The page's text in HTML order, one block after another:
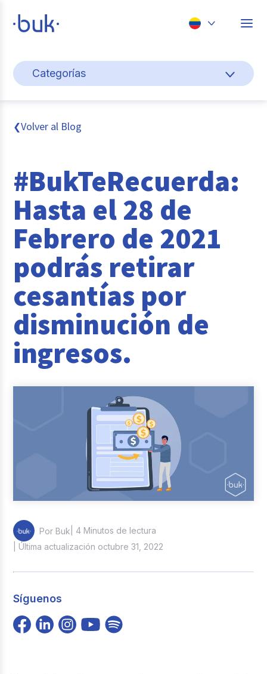
Perú
Categorías
Cultura y bienestar laboral
Gestión de personas
Pago de nómina
Buk
Transformación digital
Tendencias y Data
Reclutamiento y Selección
Casos de éxito
Columna del Experto
Entrevistas
❮Volver al Blog
#BukTeRecuerda:
Hasta el 28 de
Febrero de 2021
podrás retirar
cesantías por
disminución de
ingresos.
Por Buk | 4 Minutos de lectura
| Última actualización octubre 31, 2022
Síguenos